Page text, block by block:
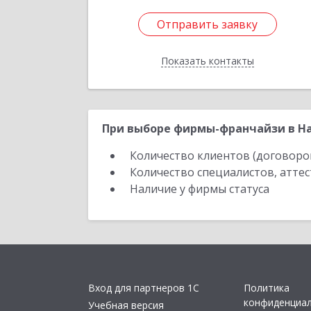
Отправить заявку
Показать контакты
Отправить заявку
Назад
При выборе фирмы-франчайзи в
Количество клиентов
Количество специалистов,
Наличие у фирмы статуса
Вход для партнеров 1С
Учебная версия
Политика